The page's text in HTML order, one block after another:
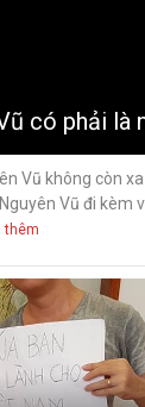
có phải là
Vũ không còn
Vũ đi kèm
thêm